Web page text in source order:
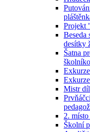
Projekt
Beseda
desítky
Šatna
Mistr
2.
Školní